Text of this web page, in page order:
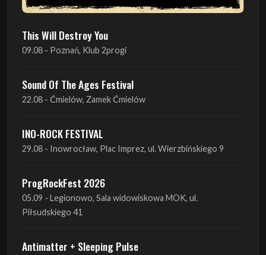
This Will Destroy You
09.08 - Poznań, Klub 2progi
Sound Of The Ages Festival
22.08 - Ćmielów, Zamek Ćmielów
INO-ROCK FESTIVAL
29.08 - Inowrocław, Plac Imprez, ul. Wierzbińskiego 9
ProgRockFest 2026
05.09 - Legionowo, Sala widowiskowa MOK, ul.
Piłsudskiego 41
Antimatter + Sleeping Pulse